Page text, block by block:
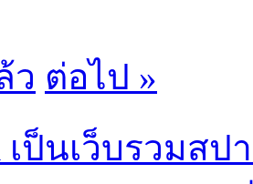
ว ต่อไป »
เป็นเว็บรวม